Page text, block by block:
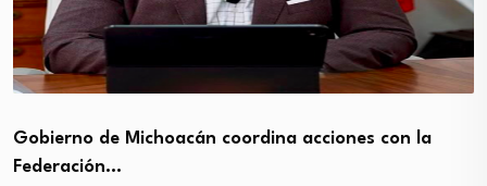
Gobierno de Michoacán coordina acciones con la
Federación…